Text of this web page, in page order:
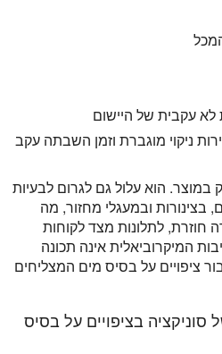
עקבית של היישום
ניקוי מוגברת וזמן השבתה עקב
במוצר. הוא עלול גם לגרום לבעיות
בצינורות ובמעגלי מחזור, מה
חוזרת, לתלונות מצד לקוחות
המיקרוביאלית אינה תכונה
ציפויים על בסיס מים המצליחים
סוניקציה בציפויים על בסיס